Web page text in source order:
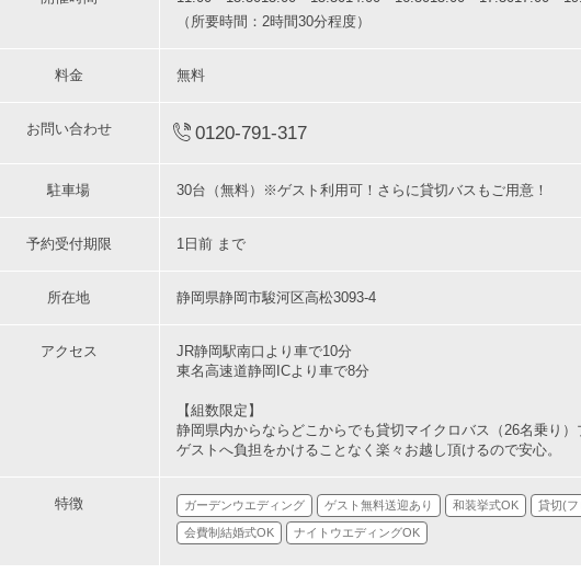
（所要時間：2時間30分程度）
料金 無料
お問い合わせ 0120-791-317
駐車場 30台（無料）※ゲスト利用可！さらに貸切バスもご用意！
予約受付期限 1日前 まで
所在地 静岡県静岡市駿河区高松3093-4
アクセス
JR静岡駅南口より車で10分
東名高速道静岡ICより車で8分
【組数限定】
静岡県内からならどこからでも貸切マイクロバス（26名乗り）
ゲストへ負担をかけることなく楽々お越し頂けるので安心。
特徴 ガーデンウエディング ゲスト無料送迎あり 和装挙式OK 貸切(フ
会費制結婚式OK ナイトウエディングOK